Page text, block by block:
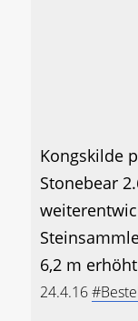
Kongskilde
Stonebear
6,2 m
24.4.16